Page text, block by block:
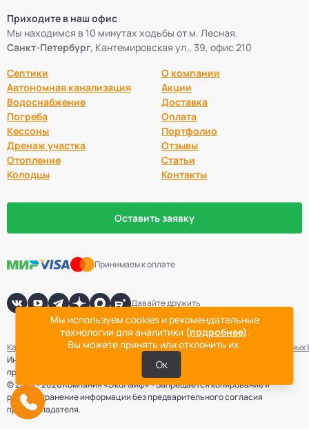
Приходите в наш офис
Мы находимся в 10 минутах ходьбы от м. Лесная.
Санкт-Петербург, Кантемировская ул., 39, офис 210
Септики
Автономная канализация
Водоснабжение
Погреба
Кессоны
Дренаж участка
Отопление
Колодцы
О компании
Акции
Доставка
Оплата
Портфолио
Отзывы
Статьи
Контакты
Оставить заявку
Принимаем к оплате
Давайте дружить
Информация не является публичной офертой. Точная стоимость
проведения работ определяется после выезда специалиста компании.
© 2007 - 2026 Компания «ЭкоЛайф» - Запрещается копирование и
распространение информации без предварительного согласия
правообладателя.
Карта сайта Политика конфиденциальностиСогласие на обработку
Мы используем cookies и рекомендательные
технологии для аналитики (подробнее).
Вы можете принять или отклонить их.
Ок